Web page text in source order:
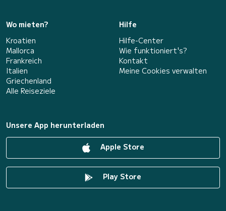
Wo mieten?
Kroatien
Mallorca
Frankreich
Italien
Griechenland
Alle Reiseziele
Hilfe
Hilfe-Center
Wie funktioniert's?
Kontakt
Meine Cookies verwalten
Unsere App herunterladen
Apple Store
Play Store